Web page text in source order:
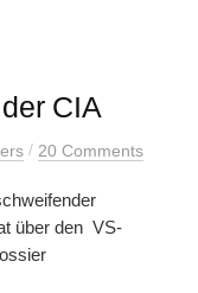
CIA
/ 20 Comments
über den VS-